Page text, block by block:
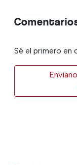
Sé el primero en